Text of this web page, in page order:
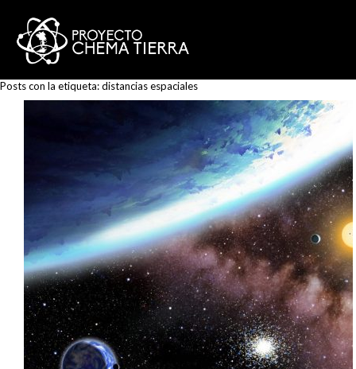
Posts con la etiqueta:distancias espaciales